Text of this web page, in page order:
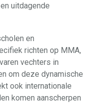
uitdagende
en
richten op MMA,
vechters in
om deze dynamische
ook internationale
komen aanscherpen